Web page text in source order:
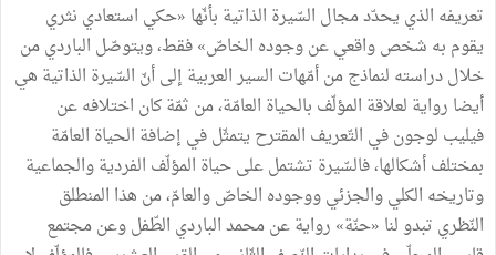
تعريفه الذي يحدّد مجال السّيرة الذاتية بأنّها «حكي استعادي نثري
يقوم به شخص واقعي عن وجوده الخاصّ» فقط، ويتوصّل الباردي من
خلال دراسته لنماذج من أمّهات السير العربية إلى أنّ السّيرة الذاتية هي
أيضا رواية لعلاقة المؤلّف بالحياة العامّة، من ثمّة كان اختلافه عن
فيليب لوجون في التّعريف المقترح يتمثّل في إضافة الحياة العامّة
بمختلف أشكالها، فالسّيرة تشتمل على حياة المؤلّف الفردية والجماعية
وتاريخه الكلي والجزئي ووجوده الخاصّ والعامّ، من هذا المنطلق
النّظري تبدو لنا «حنّة» رواية عن محمد الباردي الطّفل وعن مجتمع